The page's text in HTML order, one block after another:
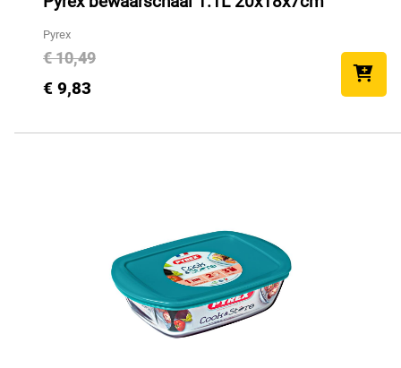
Pyrex
€ 10,49
€ 9,83